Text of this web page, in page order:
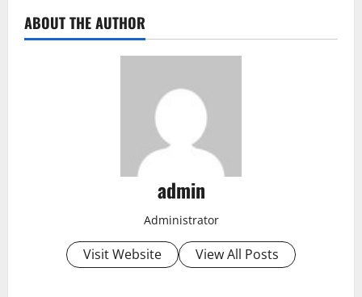
ABOUT THE AUTHOR
admin
Administrator
Visit Website View All Posts